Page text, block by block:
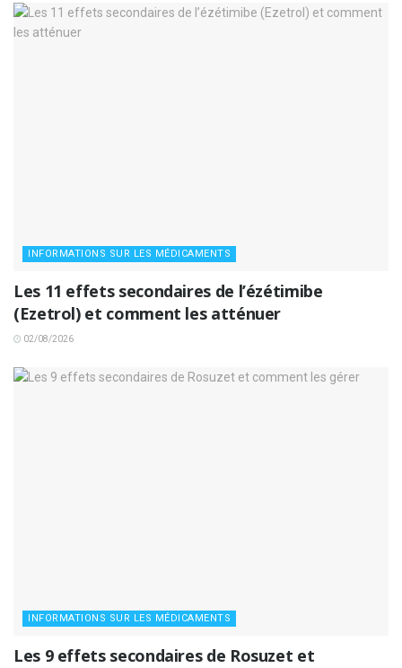
INFORMATIONS SUR LES MÉDICAMENTS
Les 11 effets secondaires de l’ézétimibe
(Ezetrol) et comment les atténuer
02/08/2026
INFORMATIONS SUR LES MÉDICAMENTS
Les 9 effets secondaires de Rosuzet et